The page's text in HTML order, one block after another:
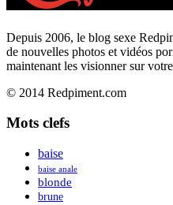
Depuis 2006, le blog sexe
de nouvelles photos et vidéos
maintenant les visionner sur
© 2014 Redpiment.com
Mots clefs
baise
baise anale
blonde
brune